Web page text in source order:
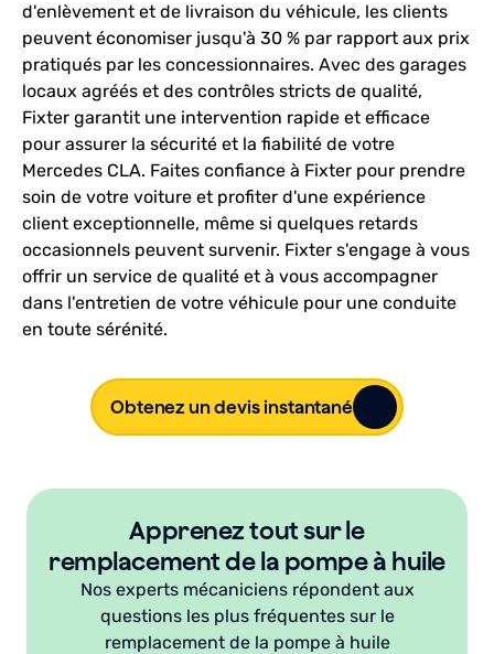
d'enlèvement et de livraison du véhicule, les clients
peuvent économiser jusqu'à 30 % par rapport aux prix
pratiqués par les concessionnaires. Avec des garages
locaux agréés et des contrôles stricts de qualité,
Fixter garantit une intervention rapide et efficace
pour assurer la sécurité et la fiabilité de votre
Mercedes CLA. Faites confiance à Fixter pour prendre
soin de votre voiture et profiter d'une expérience
client exceptionnelle, même si quelques retards
occasionnels peuvent survenir. Fixter s'engage à vous
offrir un service de qualité et à vous accompagner
dans l'entretien de votre véhicule pour une conduite
en toute sérénité.
Obtenez un devis instantané
Apprenez tout sur le
remplacement de la pompe à huile
Nos experts mécaniciens répondent aux
questions les plus fréquentes sur le
remplacement de la pompe à huile